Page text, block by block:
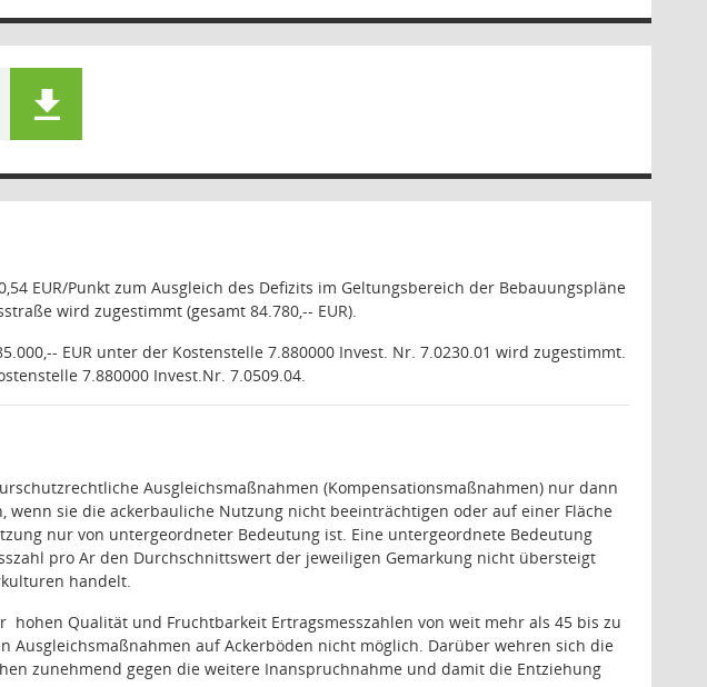
EUR/Punkt zum Ausgleich des Defizits im Geltungsbereich der Bebauungspläne
wird zugestimmt (gesamt 84.780,-- EUR).
EUR unter der Kostenstelle 7.880000 Invest. Nr. 7.0230.01 wird zugestimmt.
7.880000 Invest.Nr. 7.0509.04.
Ausgleichsmaßnahmen (Kompensationsmaßnahmen) nur dann
sie die ackerbauliche Nutzung nicht beeinträchtigen oder auf einer Fläche
nur von untergeordneter Bedeutung ist. Eine untergeordnete Bedeutung
pro Ar den Durchschnittswert der jeweiligen Gemarkung nicht übersteigt
handelt.
hohen Qualität und Fruchtbarkeit Ertragsmesszahlen von weit mehr als 45 bis zu
Ausgleichsmaßnahmen auf Ackerböden nicht möglich. Darüber wehren sich die
zunehmend gegen die weitere Inanspruchnahme und damit die Entziehung